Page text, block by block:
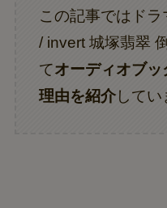
この記事ではド
/ invert 城塚翡翠 倒叙集』の原作につい
てオーディオブ
理由を紹介してい